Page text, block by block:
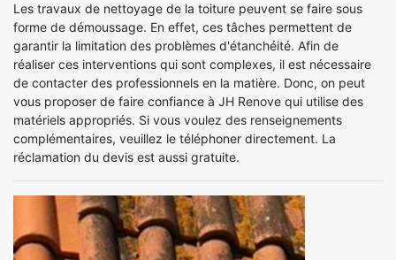
Les travaux de nettoyage de la toiture peuvent se faire sous
forme de démoussage. En effet, ces tâches permettent de
garantir la limitation des problèmes d'étanchéité. Afin de
réaliser ces interventions qui sont complexes, il est nécessaire
de contacter des professionnels en la matière. Donc, on peut
vous proposer de faire confiance à JH Renove qui utilise des
matériels appropriés. Si vous voulez des renseignements
complémentaires, veuillez le téléphoner directement. La
réclamation du devis est aussi gratuite.